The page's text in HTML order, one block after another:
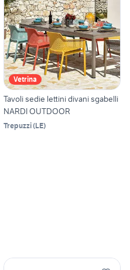
Vetrina
Tavoli sedie lettini divani sgabelli
NARDI OUTDOOR
Trepuzzi(LE)